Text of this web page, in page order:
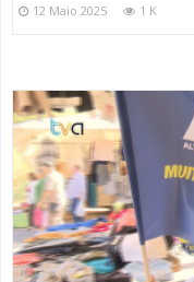
12 Maio 2025 1 K